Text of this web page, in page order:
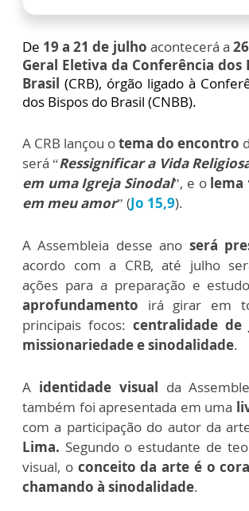
De 19 a 21 de julho acontecerá a
Geral Eletiva da Conferência dos
Brasil (CRB), órgão ligado à
dos Bispos do Brasil (CNBB).
A CRB lançou otema do encontro
será “Ressignificar a Vida
em uma Igreja Sinodal”, e o lema
em meu amor” (Jo 15,9).
A Assembleia desse ano será
acordo com a CRB, até julho
ações para a preparação e
aprofundamento irá girar em
principais focos: centralidade de
missionariedade e sinodalidade.
A identidade visual da
também foi apresentada em uma
com a participação do autor da
Lima. Segundo o estudante de
visual, o conceito da arte é o
chamando à sinodalidade.